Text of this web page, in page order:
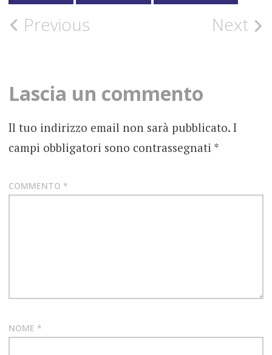
LUGLIO
MORTE
HAMMOND
Post
Previous Next
Lascia un commento
Il tuo indirizzo email non sarà pubblicato. I
campi obbligatori sono contrassegnati *
COMMENTO *
NOME *